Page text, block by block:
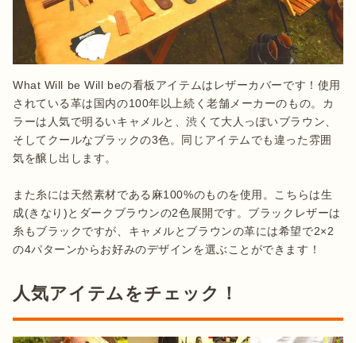
What Will be Will beの看板アイテムはレザーカバーです！使用
されている革は国内の100年以上続く老舗メーカーのもの。カ
ラーは人気で明るいキャメルと、渋くて大人っぽいブラウン、
そしてクールなブラックの3色。同じアイテムでも違った雰囲
気を醸し出します。
また糸には天然素材である麻100%のものを使用。こちらは生
成(きなり)とダークブラウンの2色展開です。ブラックレザーは
糸もブラックですが、キャメルとブラウンの革には希望で2×2
の4パターンからお好みのデザインを選ぶことができます！
人気アイテムをチェック！